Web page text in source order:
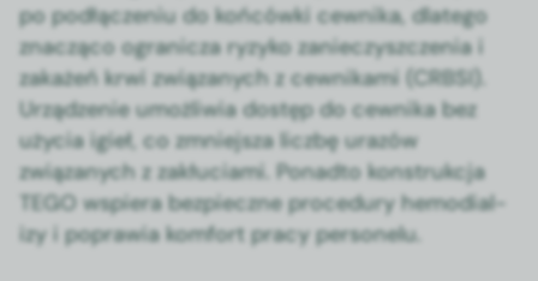
po podłącze­niu do końców­ki cewni­ka, dlat­ego
znaczą­co ogranicza ryzyko zanieczyszczenia i
zakażeń krwi związanych z cewnika­mi (CRBSI).
Urządze­nie umożli­wia dostęp do cewni­ka bez
uży­cia igieł, co zmniejsza liczbę urazów
związanych z zakłu­ci­a­mi. Pon­ad­to kon­strukc­ja
TEGO wspiera bez­pieczne pro­ce­dury hemodi­al­
izy i popraw­ia kom­fort pra­cy per­son­elu.